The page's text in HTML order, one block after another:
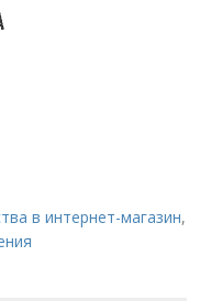
в интернет-магазин,